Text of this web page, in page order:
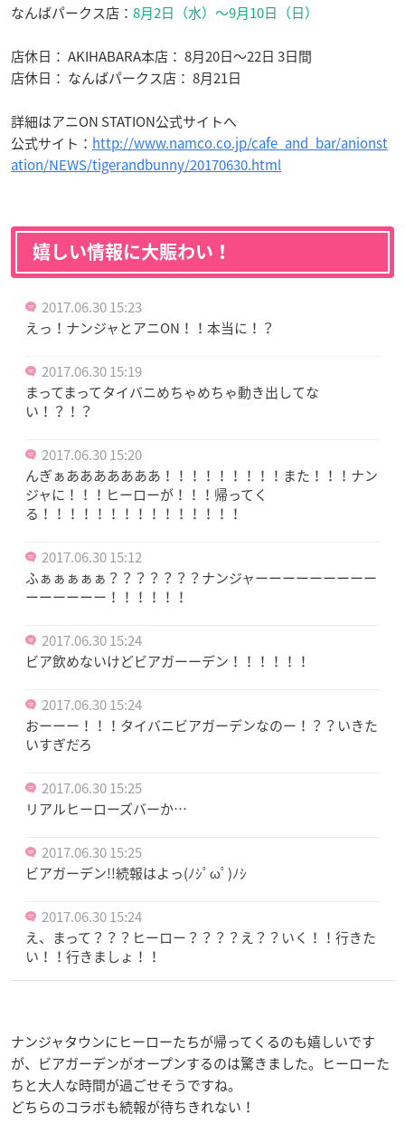
なんばパークス店： 8月2日（水）～9月10日（日）
店休日： AKIHABARA本店： 8月20日〜22日 3日間
店休日： なんばパークス店： 8月21日
詳細はアニON STATION公式サイトへ
公式サイト： http://www.namco.co.jp/cafe_and_bar/anionst
ation/NEWS/tigerandbunny/20170630.html
嬉しい情報に大賑わい！
2017.06.30 15:23
えっ！ナンジャとアニON！！本当に！？
2017.06.30 15:19
まってまってタイバニめちゃめちゃ動き出してな
い！？！？
2017.06.30 15:20
んぎぁあああああああ！！！！！！！！！また！！！ナン
ジャに！！！ヒーローが！！！帰ってく
る！！！！！！！！！！！！！！！
2017.06.30 15:12
ふぁぁぁぁぁ？？？？？？？ナンジャーーーーーーーーー
ーーーーーー！！！！！！
2017.06.30 15:24
ビア飲めないけどビアガーーデン！！！！！！
2017.06.30 15:24
おーーー！！！タイバニビアガーデンなのー！？？いきた
いすぎだろ
2017.06.30 15:25
リアルヒーローズバーか…
2017.06.30 15:25
ビアガーデン!!続報はよっ(ﾉｼﾟωﾟ)ﾉｼ
2017.06.30 15:24
え、まって？？？ヒーロー？？？？え？？いく！！行きた
い！！行きましょ！！
ナンジャタウンにヒーローたちが帰ってくるのも嬉しいです
が、ビアガーデンがオープンするのは驚きました。ヒーローた
ちと大人な時間が過ごせそうですね。
どちらのコラボも続報が待ちきれない！